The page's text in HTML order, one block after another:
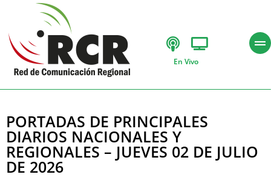
En Vivo
PORTADAS DE PRINCIPALES
DIARIOS NACIONALES Y
REGIONALES – JUEVES 02 DE JULIO
DE 2026